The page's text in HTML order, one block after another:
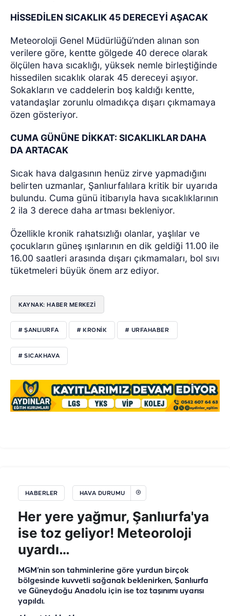
HİSSEDİLEN SICAKLIK 45 DERECEYİ AŞACAK
Meteoroloji Genel Müdürlüğü’nden alınan son
verilere göre, kentte gölgede 40 derece olarak
ölçülen hava sıcaklığı, yüksek nemle birleştiğinde
hissedilen sıcaklık olarak 45 dereceyi aşıyor.
Sokakların ve caddelerin boş kaldığı kentte,
vatandaşlar zorunlu olmadıkça dışarı çıkmamaya
özen gösteriyor.
CUMA GÜNÜNE DİKKAT: SICAKLIKLAR DAHA
DA ARTACAK
Sıcak hava dalgasının henüz zirve yapmadığını
belirten uzmanlar, Şanlıurfalılara kritik bir uyarıda
bulundu. Cuma günü itibarıyla hava sıcaklıklarının
2 ila 3 derece daha artması bekleniyor.
Özellikle kronik rahatsızlığı olanlar, yaşlılar ve
çocukların güneş ışınlarının en dik geldiği 11.00 ile
16.00 saatleri arasında dışarı çıkmamaları, bol sıvı
tüketmeleri büyük önem arz ediyor.
KAYNAK: HABER MERKEZİ
# ŞANLIURFA # KRONIK # URFAHABER
# SICAKHAVA
HABERLER HAVA DURUMU
Her yere yağmur, Şanlıurfa'ya
ise toz geliyor! Meteoroloji
uyardı…
MGM’nin son tahminlerine göre yurdun birçok
bölgesinde kuvvetli sağanak beklenirken, Şanlıurfa
ve Güneydoğu Anadolu için ise toz taşınımı uyarısı
yapıldı.